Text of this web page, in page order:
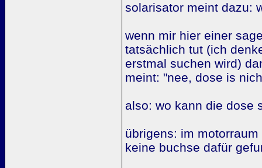
solarisator meint dazu:
wenn mir hier einer
tatsächlich tut (ich
erstmal suchen wird)
meint: "nee, dose is
also: wo kann die dose
übrigens: im
keine buchse dafür